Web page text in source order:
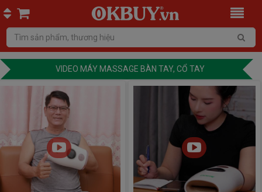
VIDEO MÁY MASSAGE BÀN TAY, CỔ TAY